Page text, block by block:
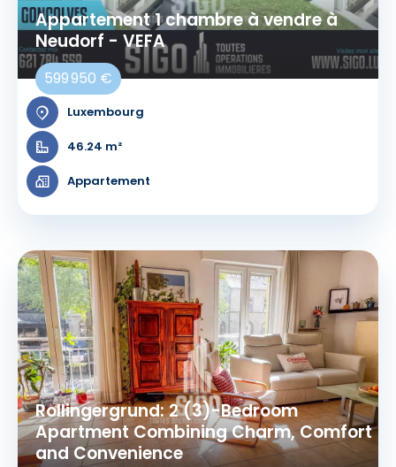
Appartement 1 chambre à vendre à
Neudorf - VEFA
599 950 €
Luxembourg
46.24 m²
Appartement
Rollingergrund: 2 (3)-Bedroom
Apartment Combining Charm, Comfort
and Convenience